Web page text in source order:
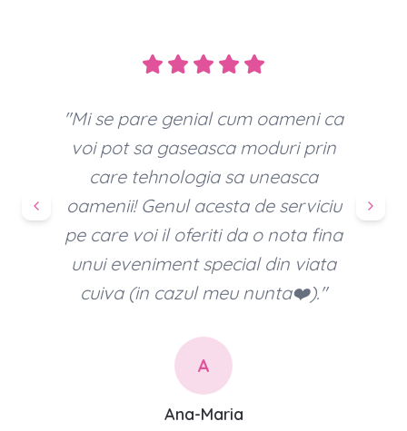
"Pentru mine a fost super tare, e
ceva ce nu prea vezi la nunți, am
anunțat prin entertainer că avem
așa ceva și lumea să pună pozele
pe ea. Platforma însăși e super
faină, dar contează și lumea să
lucreze cu ea ca să poată fi faină
J